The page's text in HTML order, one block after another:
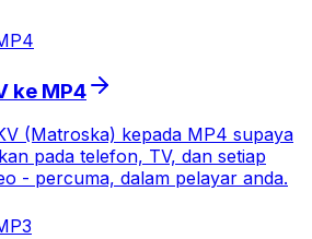
ke MP4
(Matroska) kepada MP4 supaya
pada telefon, TV, dan setiap
- percuma, dalam pelayar anda.